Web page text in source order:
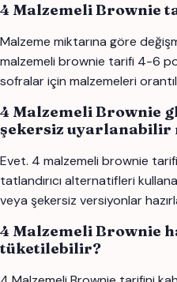
4 Malzemeli Brownie
Malzeme miktarına göre
malzemeli brownie tarifi 4-6
sofralar için malzemeleri
4 Malzemeli Brownie
şekersiz uyarlanabilir
Evet. 4 malzemeli brownie
tatlandırıcı alternatifleri
veya şekersiz versiyonlar
4 Malzemeli Brownie
tüketilebilir?